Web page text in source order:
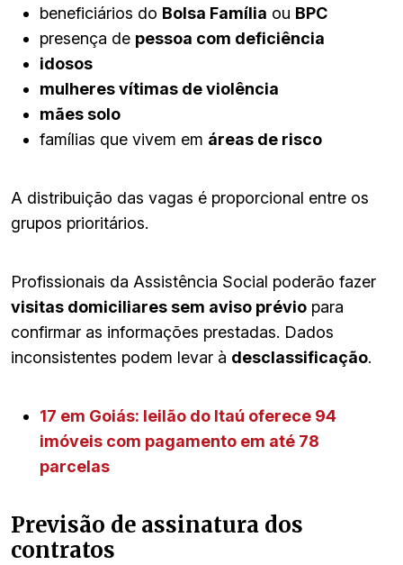
beneficiários do Bolsa Família ou BPC
presença de pessoa com deficiência
idosos
mulheres vítimas de violência
mães solo
famílias que vivem em áreas de risco
A distribuição das vagas é proporcional entre os
grupos prioritários.
Profissionais da Assistência Social poderão fazer
visitas domiciliares sem aviso prévio para
confirmar as informações prestadas. Dados
inconsistentes podem levar à desclassificação.
17 em Goiás: leilão do Itaú oferece 94
imóveis com pagamento em até 78
parcelas
Previsão de assinatura dos
contratos